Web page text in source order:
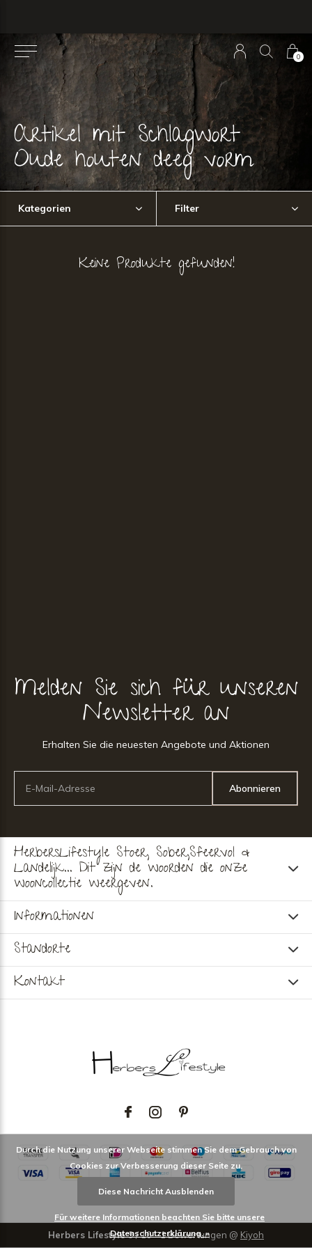
0
Artikel mit Schlagwort
Oude houten deeg vorm
Kategorien Filter
Keine Produkte gefunden!
Melden Sie sich für unseren
Newsletter an
Erhalten Sie die neuesten Angebote und Aktionen
Abonnieren
HerbersLifestyle Stoer, Sober,Sfeervol &
Landelijk... Dit zijn de woorden die onze
wooncollectie weergeven.
Informationen
Standorte
Kontakt
Herbers Lifestyle9/10-1Bewertungen @ Kiyoh
Durch die Nutzung unserer Webseite stimmen Sie dem Gebrauch von
Cookies zur Verbesserung dieser Seite zu.
Diese Nachricht Ausblenden
Für weitere Informationen beachten Sie bitte unsere
Datenschutzerklärung. »